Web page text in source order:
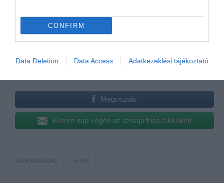
CONFIRM
Data Deletion Data Access Adatkezeklési tájékoztató
ölelésnyi Görögországkampányon alapul. A fő cél a
desztináció különösen vonzó imázsának
népszerűsítése a magyar piacon, hogy a régió
bekerüljön a turisztikai szakemberek és az egyéni
Megosztás
Kérem nap végén az aznapi friss cikkeket!
GÖRÖGORSZÁG HÍREK